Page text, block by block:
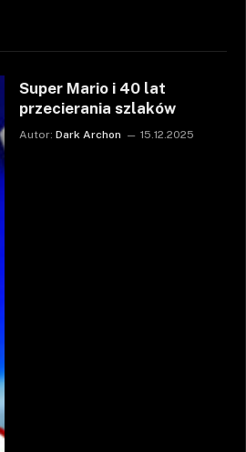
Super Mario i 40 lat
przecierania szlaków
Autor: Dark Archon 15.12.2025